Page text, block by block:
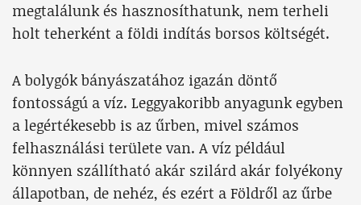
megtalálunk és hasznosíthatunk, nem terheli
holt teherként a földi indítás borsos költségét.
A bolygók bányászatához igazán döntő
fontosságú a víz. Leggyakoribb anyagunk egyben
a legértékesebb is az űrben, mivel számos
felhasználási területe van. A víz például
könnyen szállítható akár szilárd akár folyékony
állapotban, de nehéz, és ezért a Földről az űrbe